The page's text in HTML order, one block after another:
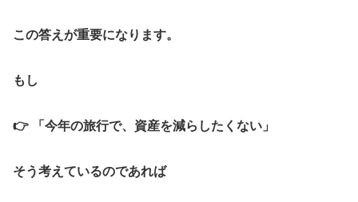
この答えが重要になります。
もし
👉 「今年の旅行で、資産を減らしたくない」
そう考えているのであれば